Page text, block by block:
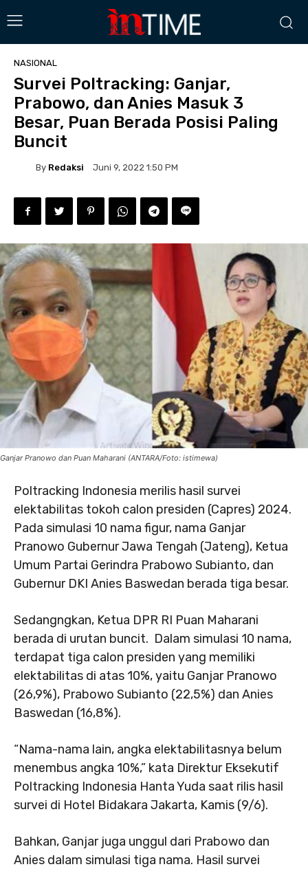
NASIONAL
Survei Poltracking: Ganjar,
Prabowo, dan Anies Masuk 3
Besar, Puan Berada Posisi Paling
Buncit
By Redaksi Juni 9, 2022 1:50 PM
Ganjar Pranowo dan Puan Maharani (ANTARA/Foto: istimewa)
Poltracking Indonesia merilis hasil survei
elektabilitas tokoh calon presiden (Capres) 2024.
Pada simulasi 10 nama figur, nama Ganjar
Pranowo Gubernur Jawa Tengah (Jateng), Ketua
Umum Partai Gerindra Prabowo Subianto, dan
Gubernur DKI Anies Baswedan berada tiga besar.
Sedangngkan, Ketua DPR RI Puan Maharani
berada di urutan buncit. Dalam simulasi 10 nama,
terdapat tiga calon presiden yang memiliki
elektabilitas di atas 10%, yaitu Ganjar Pranowo
(26,9%), Prabowo Subianto (22,5%) dan Anies
Baswedan (16,8%).
“Nama-nama lain, angka elektabilitasnya belum
menembus angka 10%,” kata Direktur Eksekutif
Poltracking Indonesia Hanta Yuda saat rilis hasil
survei di Hotel Bidakara Jakarta, Kamis (9/6).
Bahkan, Ganjar juga unggul dari Prabowo dan
Anies dalam simulasi tiga nama. Hasil survei